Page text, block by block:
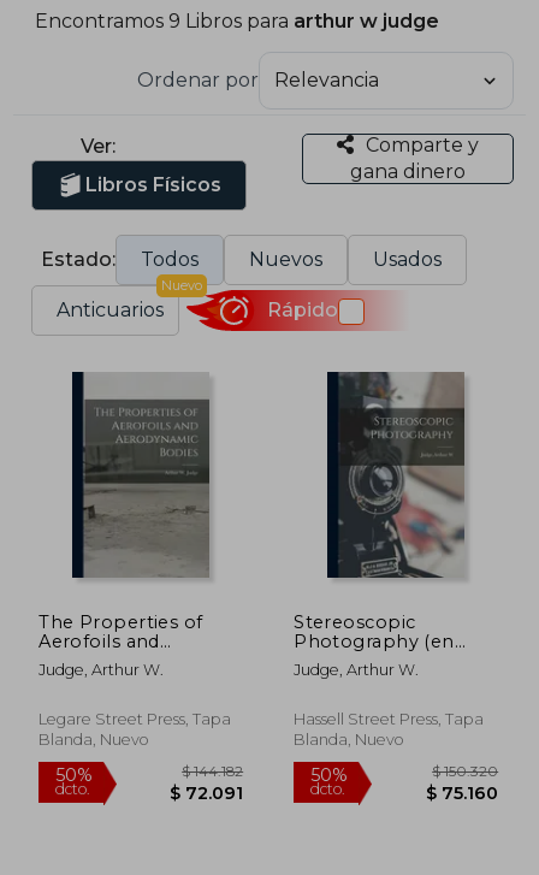
Encontramos 9 Libros para arthur w judge
Ordenar por
Ver:
Libros Físicos
Comparte y
gana dinero
Estado: Todos Nuevos Usados
Anticuarios
Nuevo
Rápido
The Properties of
Aerofoils and
Aerodynamic Bodies
(en Inglés)
Judge, Arthur W.
Legare Street Press, Tapa
Blanda, Nuevo
Stereoscopic
Photography (en
Inglés)
Judge, Arthur W.
Hassell Street Press, Tapa
Blanda, Nuevo